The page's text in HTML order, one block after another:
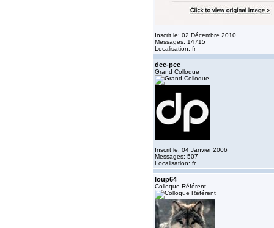
Inscrit le: 02 Décembre 2010
Messages: 14715
Localisation: fr
dee-pee
Grand Colloque
Inscrit le: 04 Janvier 2006
Messages: 507
Localisation: fr
loup64
Colloque Référent